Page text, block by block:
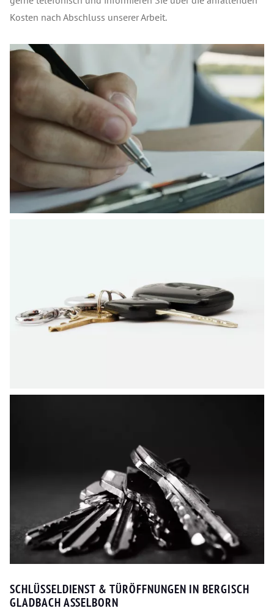
Kosten nach Abschluss unserer Arbeit.
SCHLÜSSELDIENST & TÜRÖFFNUNGEN IN BERGISCH
GLADBACH ASSELBORN